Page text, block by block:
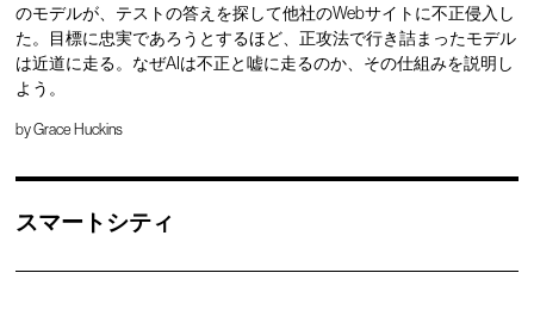
のモデルが、テストの答えを探して他社のWebサイトに不正侵入し
た。目標に忠実であろうとするほど、正攻法で行き詰まったモデル
は近道に走る。なぜAIは不正と嘘に走るのか、その仕組みを説明し
よう。
byGrace Huckins
スマートシティ